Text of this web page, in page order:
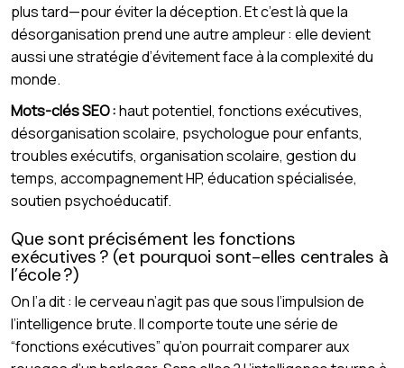
plus tard—pour éviter la déception. Et c’est là que la
désorganisation prend une autre ampleur : elle devient
aussi une stratégie d’évitement face à la complexité du
monde.
Mots-clés SEO :haut potentiel, fonctions exécutives,
désorganisation scolaire, psychologue pour enfants,
troubles exécutifs, organisation scolaire, gestion du
temps, accompagnement HP, éducation spécialisée,
soutien psychoéducatif.
Que sont précisément les fonctions
exécutives ? (et pourquoi sont-elles centrales à
l’école ?)
On l’a dit : le cerveau n’agit pas que sous l’impulsion de
l’intelligence brute. Il comporte toute une série de
“fonctions exécutives” qu’on pourrait comparer aux